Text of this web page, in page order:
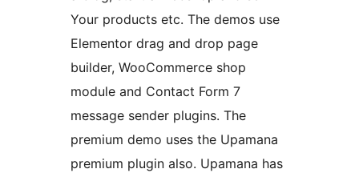
Your products etc. The demos use
Elementor drag and drop page
builder, WooCommerce shop
module and Contact Form 7
message sender plugins. The
premium demo uses the Upamana
premium plugin also. Upamana has